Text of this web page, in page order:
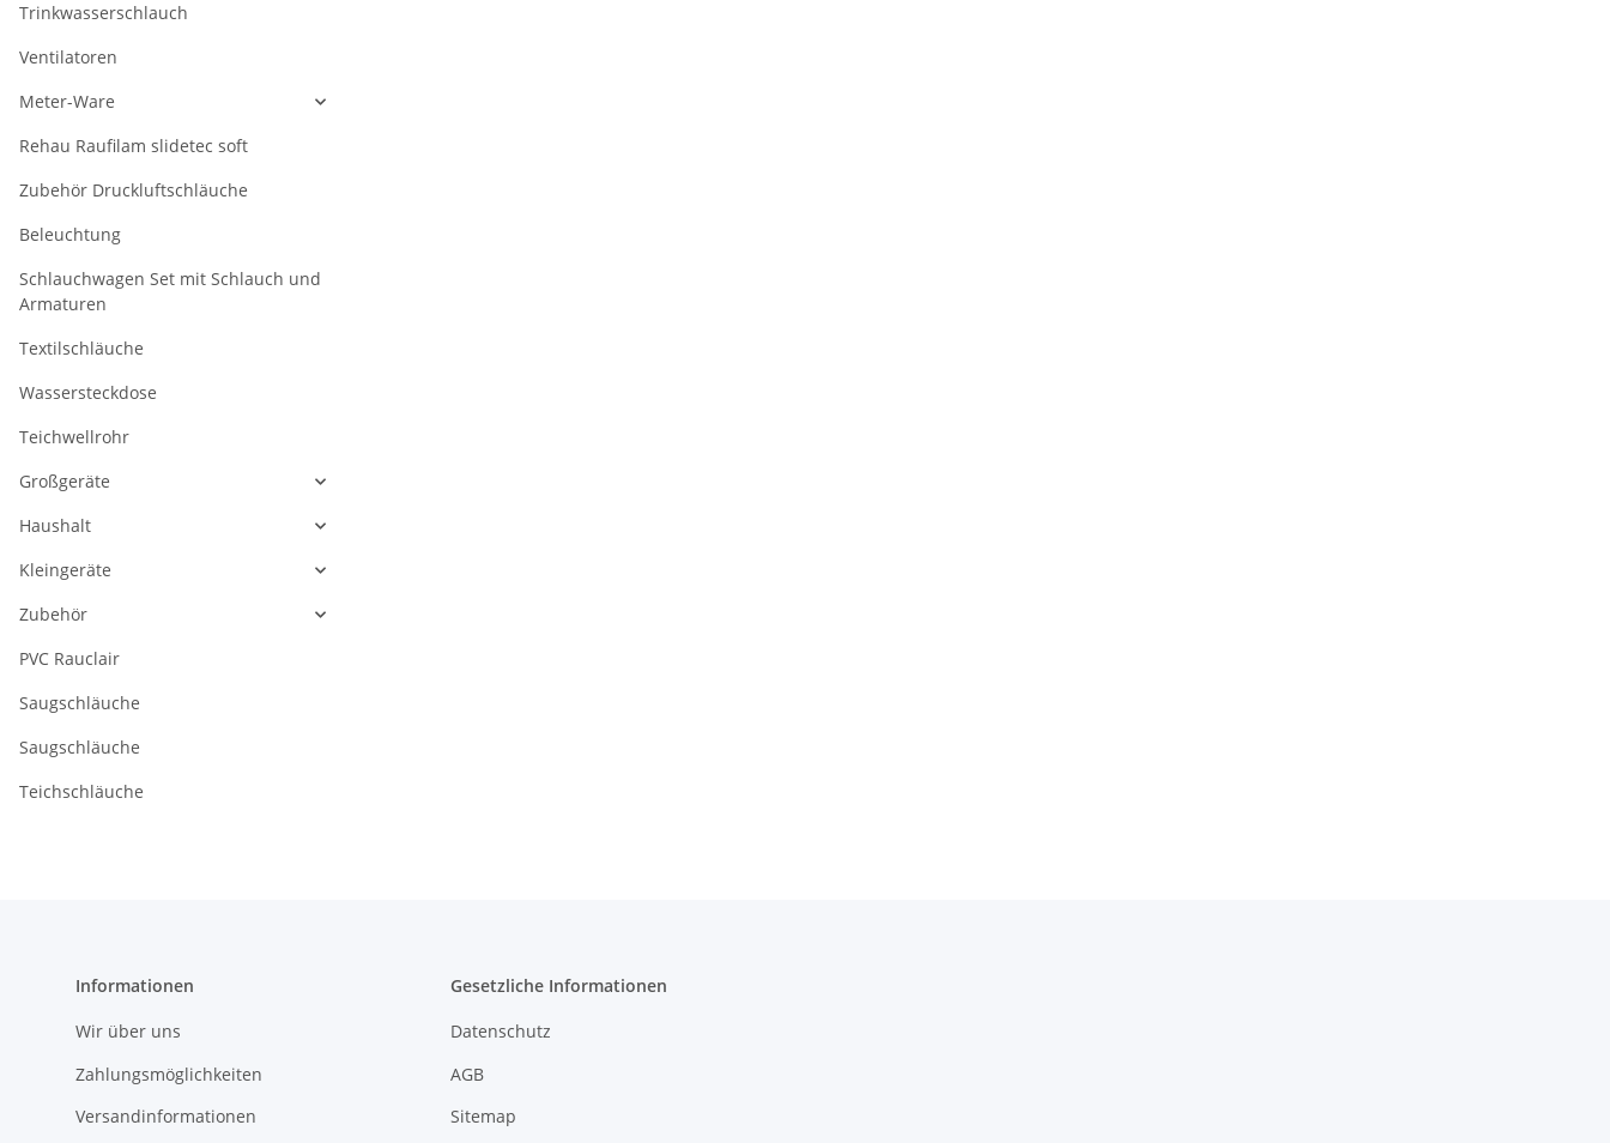
Trinkwasserschlauch
Ventilatoren
Meter-Ware
Rehau Raufilam slidetec soft
Zubehör Druckluftschläuche
Beleuchtung
Schlauchwagen Set mit Schlauch und
Armaturen
Textilschläuche
Wassersteckdose
Teichwellrohr
Großgeräte
Haushalt
Kleingeräte
Zubehör
PVC Rauclair
Saugschläuche
Saugschläuche
Teichschläuche
Informationen
Wir über uns
Zahlungsmöglichkeiten
Versandinformationen
Gesetzliche Informationen
Datenschutz
AGB
Sitemap